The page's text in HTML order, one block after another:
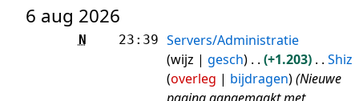
6 aug 2026
N 23:39 Servers/Administratie
wijz
gesch +1.203
Shiz
overleg
bijdragen (Nieuwe